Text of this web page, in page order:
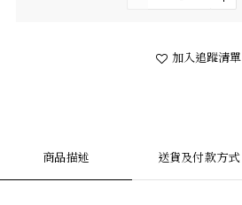
加入追蹤清單
商品描述 送貨及付款方式